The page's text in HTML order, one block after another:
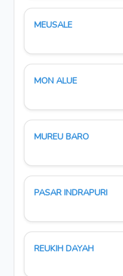
MEUSALE
MON ALUE
MUREU BARO
PASAR INDRAPURI
REUKIH DAYAH